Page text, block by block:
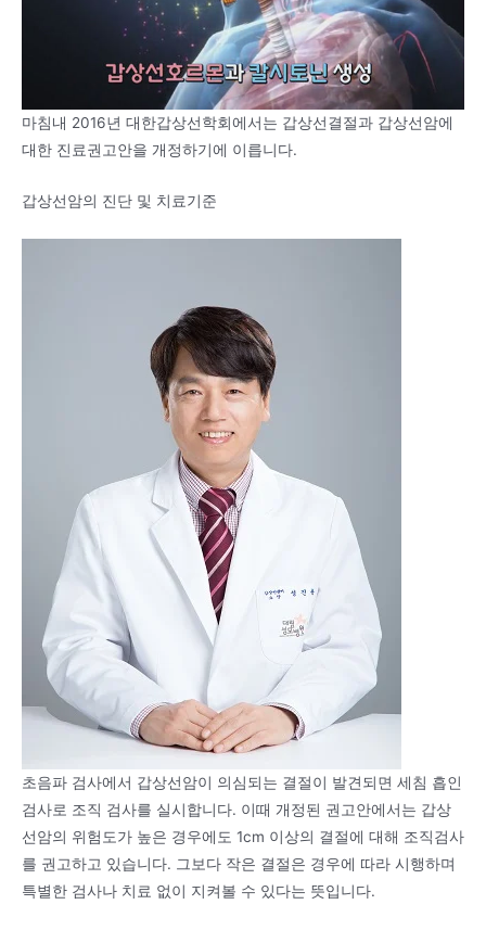
마침내 2016년 대한갑상선학회에서는 갑상선결절과 갑상선암에
대한 진료권고안을 개정하기에 이릅니다.
갑상선암의 진단 및 치료기준
초음파 검사에서 갑상선암이 의심되는 결절이 발견되면 세침 흡인
검사로 조직 검사를 실시합니다. 이때 개정된 권고안에서는 갑상
선암의 위험도가 높은 경우에도 1cm 이상의 결절에 대해 조직검사
를 권고하고 있습니다. 그보다 작은 결절은 경우에 따라 시행하며
특별한 검사나 치료 없이 지켜볼 수 있다는 뜻입니다.